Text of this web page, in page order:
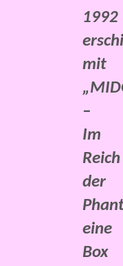
1992
mit
–
Im
Reich
der
eine
Box